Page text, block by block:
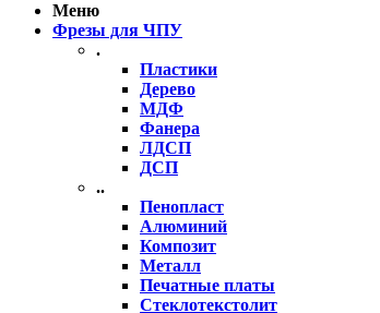
Меню
Фрезы для ЧПУ
.
Пластики
Дерево
МДФ
Фанера
ЛДСП
ДСП
..
Пенопласт
Алюминий
Композит
Металл
Печатные платы
Стеклотекстолит